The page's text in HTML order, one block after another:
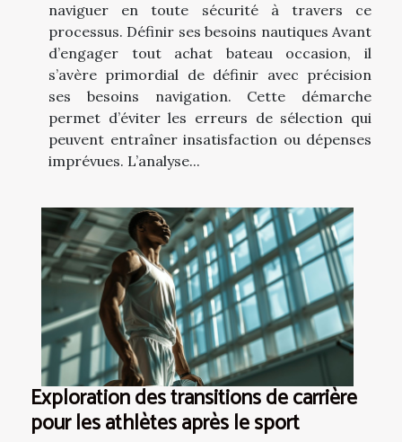
naviguer en toute sécurité à travers ce
processus. Définir ses besoins nautiques Avant
d’engager tout achat bateau occasion, il
s’avère primordial de définir avec précision
ses besoins navigation. Cette démarche
permet d’éviter les erreurs de sélection qui
peuvent entraîner insatisfaction ou dépenses
imprévues. L’analyse...
Exploration des transitions de carrière
pour les athlètes après le sport